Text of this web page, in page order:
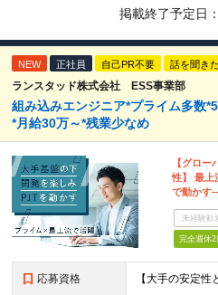
掲載終了予定日：
NEW 正社員 自己PR不要 話を聞き
ランスタッド株式会社 ESS事業部
組み込みエンジニア*プライム多数
*月給30万～*残業少なめ
【グロ
性】 最上
で動か
未経験歓
完全週休2
応募資格